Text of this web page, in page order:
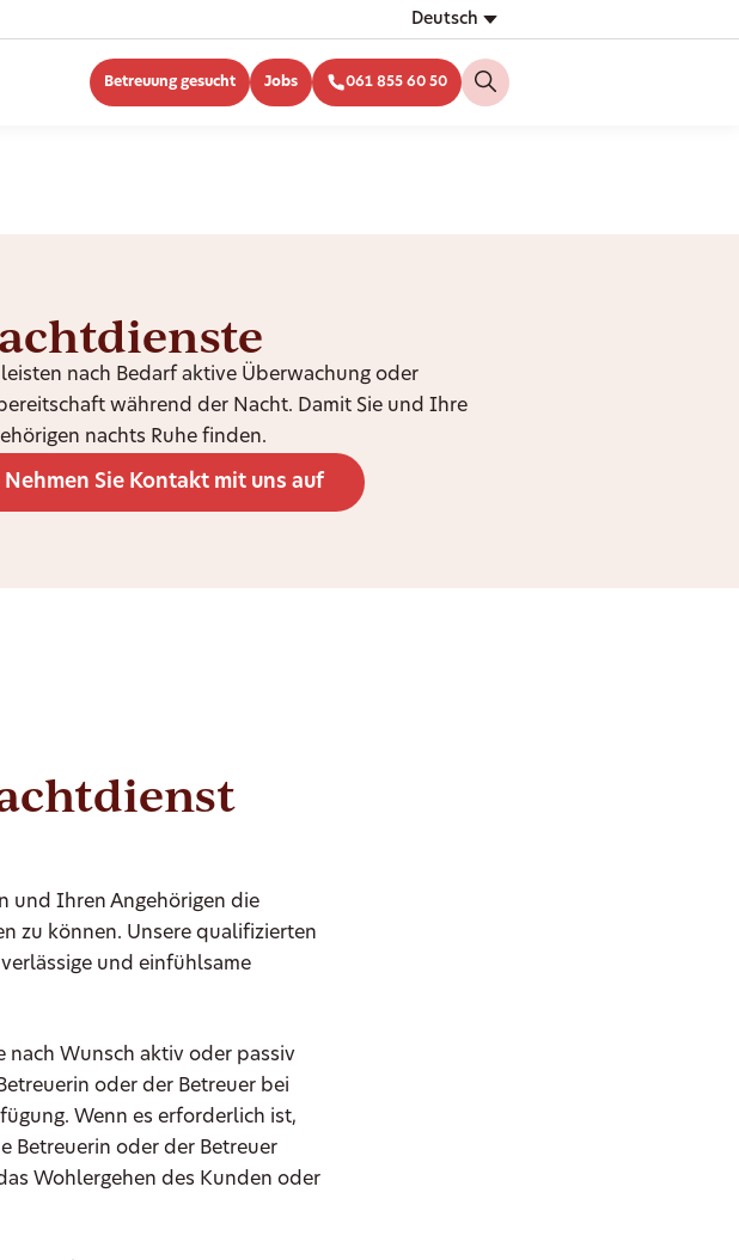
Deutsch
Betreuung gesucht Jobs 061 855 60 50
nach Bedarf aktive Überwachung oder
während der Nacht. Damit Sie und Ihre
nachts Ruhe finden.
Nehmen Sie Kontakt mit uns auf
und Ihren Angehörigen die
zu können. Unsere qualifizierten
und einfühlsame
nach Wunsch aktiv oder passiv
oder der Betreuer bei
Wenn es erforderlich ist,
Betreuerin oder der Betreuer
Wohlergehen des Kunden oder